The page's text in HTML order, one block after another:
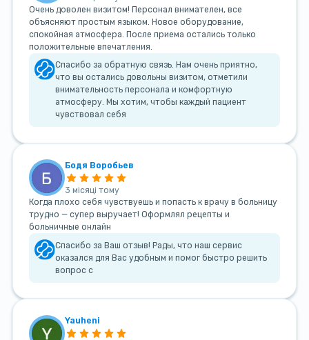
Очень доволен визитом! Персонал внимателен, все
объясняют простым языком. Новое оборудование,
спокойная атмосфера. После приема остались только
положительные впечатления.
Спасибо за обратную связь. Нам очень приятно,
что вы остались довольны визитом, отметили
внимательность персонала и комфортную
атмосферу. Мы хотим, чтобы каждый пациент
чувствовал себя
Бодя Воробьев
3 місяці тому
Когда плохо себя чувствуешь и попасть к врачу в больницу
трудно — супер выручает! Оформлял рецепты и
больничные онлайн
Спасибо за Ваш отзыв! Рады, что наш сервис
оказался для Вас удобным и помог быстро решить
вопрос с
Yauheni